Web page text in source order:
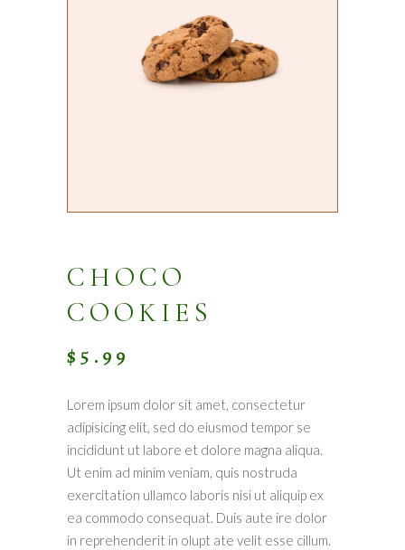
CHOCO
COOKIES
$5.99
Lorem ipsum dolor sit amet, consectetur
adipisicing elit, sed do eiusmod tempor se
incididunt ut labore et dolore magna aliqua.
Ut enim ad minim veniam, quis nostruda
exercitation ullamco laboris nisi ut aliquip ex
ea commodo consequat. Duis aute ire dolor
in reprehenderit in olupt ate velit esse cillum.